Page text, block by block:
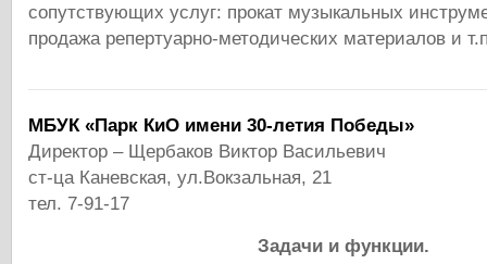
сопутствующих услуг: прокат музыкальных
продажа репертуарно-методических материалов и
МБУК «Парк КиО имени 30-летия Победы»
Директор – Щербаков Виктор Васильевич
ст-ца Каневская, ул.Вокзальная, 21
тел. 7-91-17
Задачи и функции.